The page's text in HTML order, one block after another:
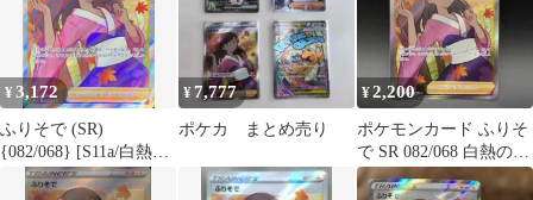
¥3,172
ふりそで (SR)
{082/068} [S11a/白熱の
アルカナ] [SS] 1枚
¥ 7,777
ポケカ まとめ売り
¥2,200
ポケモンカード ふりそ
で SR 082/068 白熱のア
ルカナ サポート